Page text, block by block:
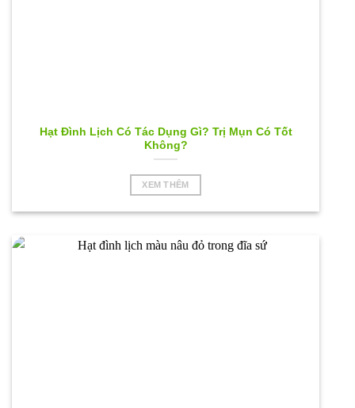
Hạt Đình Lịch Có Tác Dụng Gì? Trị Mụn Có Tốt
Không?
XEM THÊM